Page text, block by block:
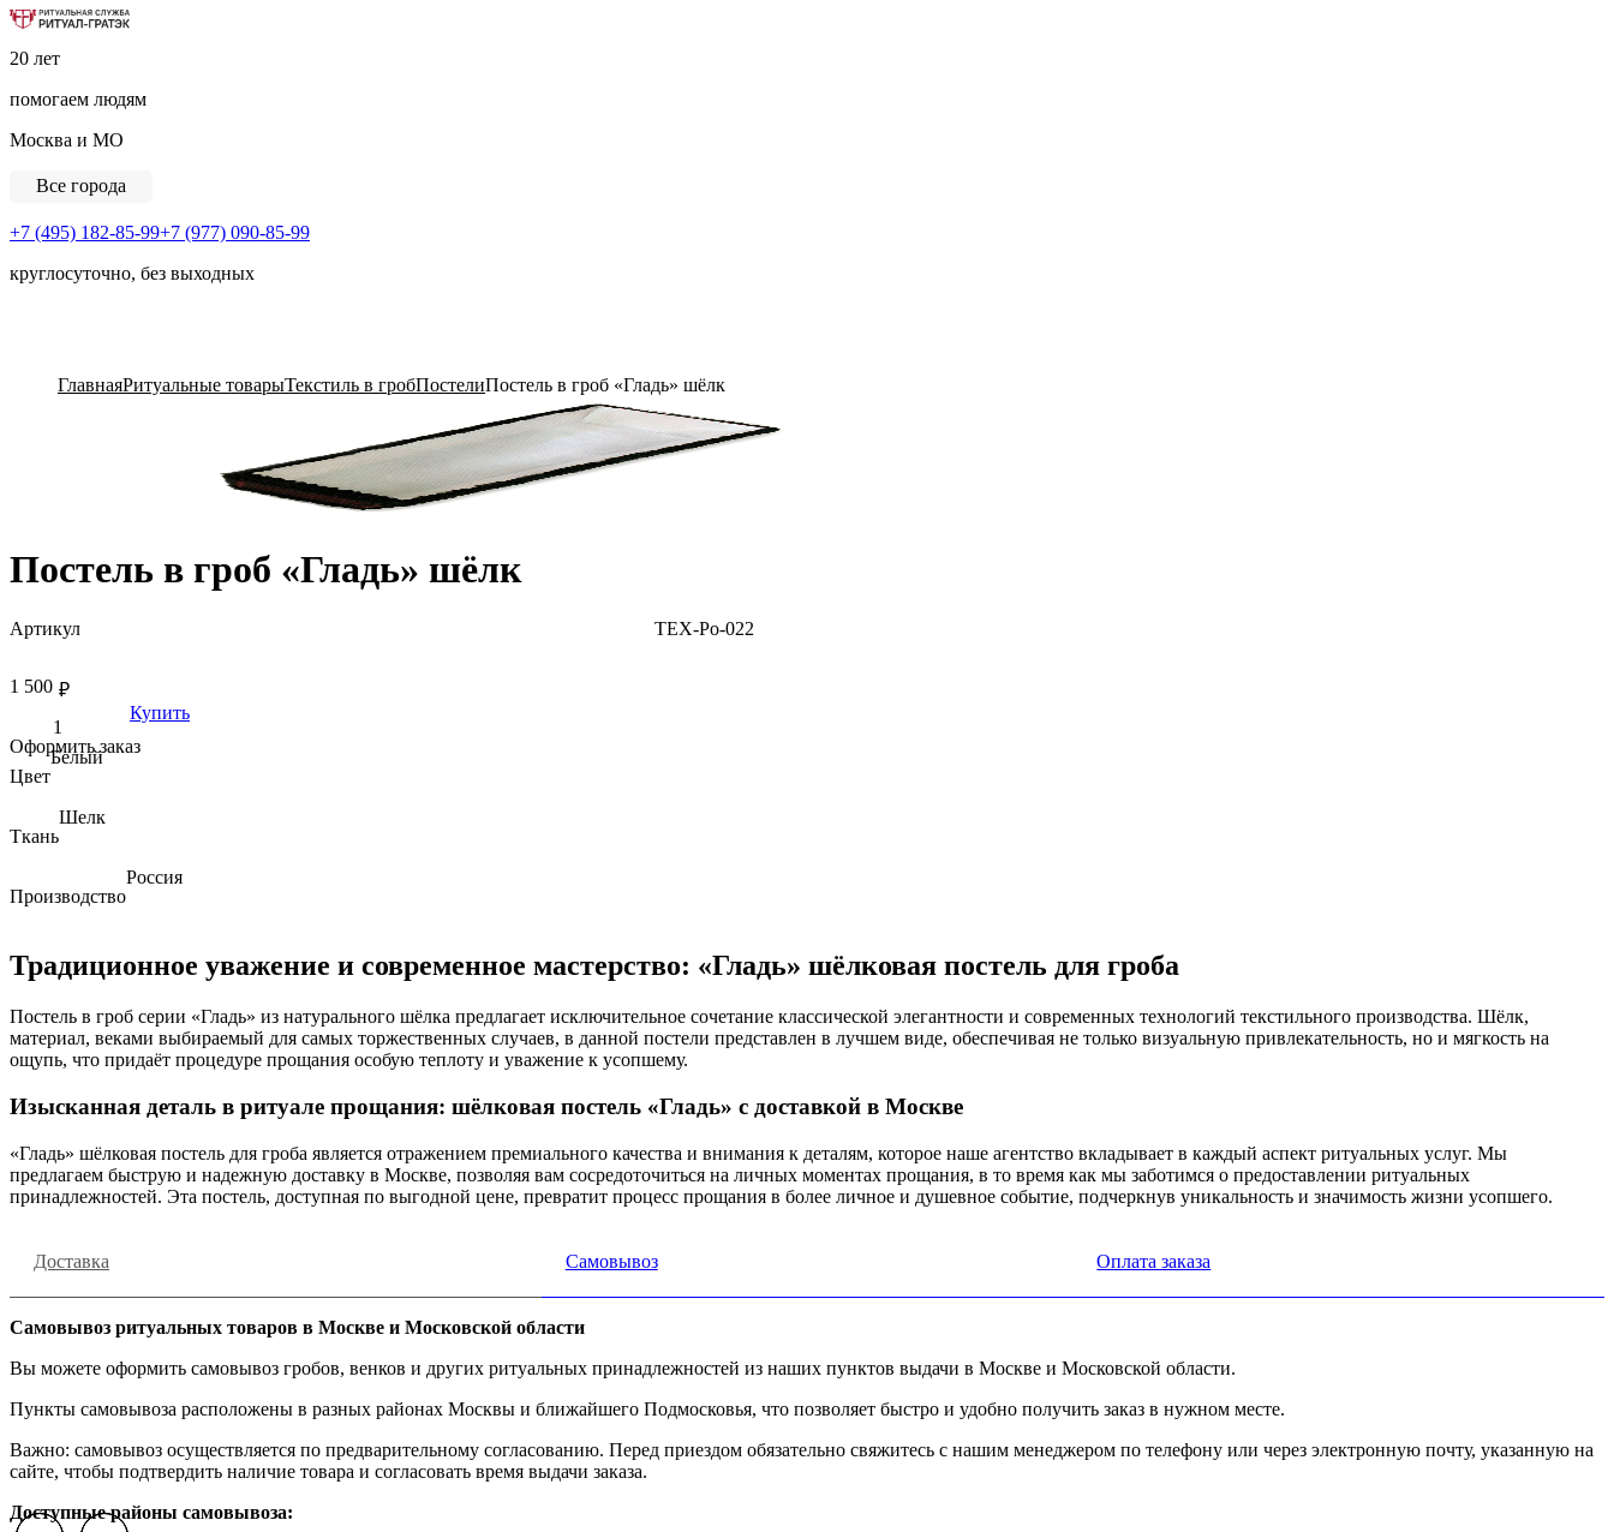
Ритуальная Служба «Ритуал-ГРАТЭК»
20 лет
помогаем людям
Москва и МО
Все города
+7 (495) 182-85-99+7 (977) 090-85-99
круглосуточно, без выходных
ГлавнаяРитуальные товарыТекстиль в гробПостелиПостель в гроб «Гладь» шёлк
Постель в гроб «Гладь» шёлк
Артикул TEX-Po-022
₽
1 500
Купить
Оформить заказ
Цвет
Белый
Ткань
Шелк
Производство
Россия
Традиционное уважение и современное мастерство: «Гладь» шёлковая постель для гроба
Постель в гроб серии «Гладь» из натурального шёлка предлагает исключительное сочетание классической элегантности и современных технологий текстильного производства. Шёлк,
материал, веками выбираемый для самых торжественных случаев, в данной постели представлен в лучшем виде, обеспечивая не только визуальную привлекательность, но и мягкость на
ощупь, что придаёт процедуре прощания особую теплоту и уважение к усопшему.
Изысканная деталь в ритуале прощания: шёлковая постель «Гладь» с доставкой в Москве
«Гладь» шёлковая постель для гроба является отражением премиального качества и внимания к деталям, которое наше агентство вкладывает в каждый аспект ритуальных услуг. Мы
предлагаем быструю и надежную доставку в Москве, позволяя вам сосредоточиться на личных моментах прощания, в то время как мы заботимся о предоставлении ритуальных
принадлежностей. Эта постель, доступная по выгодной цене, превратит процесс прощания в более личное и душевное событие, подчеркнув уникальность и значимость жизни усопшего.
Доставка Самовывоз Оплата заказа
Самовывоз ритуальных товаров в Москве и Московской области
Вы можете оформить самовывоз гробов, венков и других ритуальных принадлежностей из наших пунктов выдачи в Москве и Московской области.
Пункты самовывоза расположены в разных районах Москвы и ближайшего Подмосковья, что позволяет быстро и удобно получить заказ в нужном месте.
Важно: самовывоз осуществляется по предварительному согласованию. Перед приездом обязательно свяжитесь с нашим менеджером по телефону или через электронную почту, указанную на
сайте, чтобы подтвердить наличие товара и согласовать время выдачи заказа.
Доступные районы самовывоза: